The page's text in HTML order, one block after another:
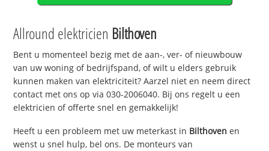
Allround elektricien Bilthoven
Bent u momenteel bezig met de aan-, ver- of nieuwbouw
van uw woning of bedrijfspand, of wilt u elders gebruik
kunnen maken van elektriciteit? Aarzel niet en neem direct
contact met ons op via 030-2006040. Bij ons regelt u een
elektricien of offerte snel en gemakkelijk!
Heeft u een probleem met uw meterkast in Bilthoven en
wenst u snel hulp, bel ons. De monteurs van